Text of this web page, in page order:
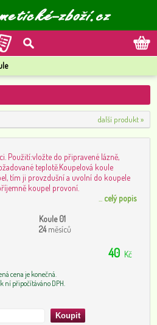
další produkt »
Použití:vložte do připravené lázně,
teplotě.Koupelová koule
tím ji provzdušní a uvolní do koupele
koupel provoní.
celý popis
Koule 01
24měsíců
40 Kč
cena je konečná.
ní připočítáváno DPH.